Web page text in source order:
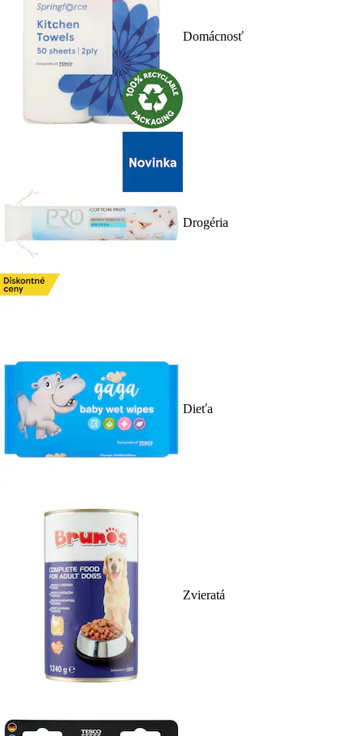
Domácnosť
Drogéria
Dieťa
Zvieratá